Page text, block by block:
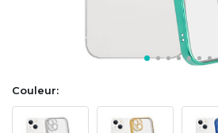
Couleur: